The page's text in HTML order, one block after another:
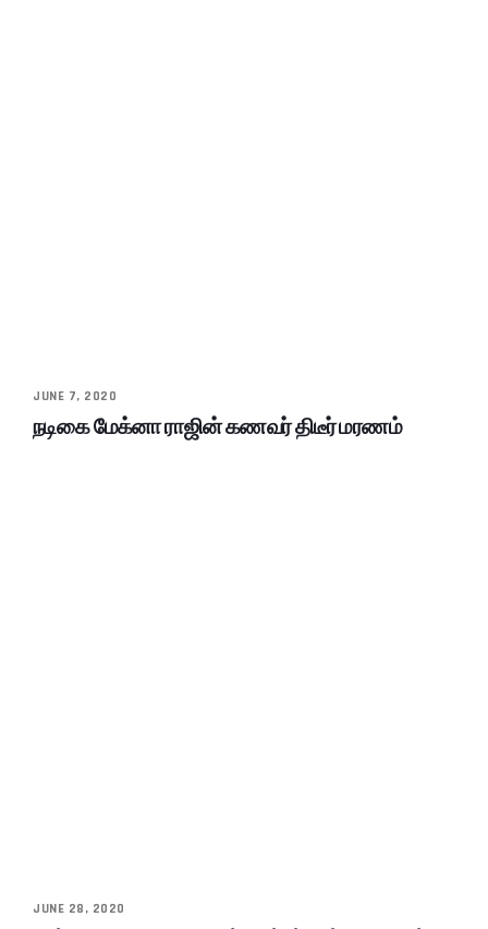
JUNE 7, 2020
நடிகை மேக்னா ராஜின் கணவர் திடீர் மரணம்
JUNE 28, 2020